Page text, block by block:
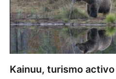
Kainuu, turismo